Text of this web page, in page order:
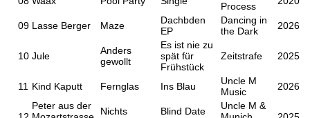
Process
09 Lasse Berger Maze
Dachbden
EP
Dancing in
the Dark
2026
10 Jule
Anders
gewollt
Es ist nie zu
spät für
Frühstück
Zeitstrafe 2025
11 Kind Kaputt Fernglas Ins Blau
Uncle M
Music
2026
Peter aus der
Nichts
Blind Date
Uncle M &